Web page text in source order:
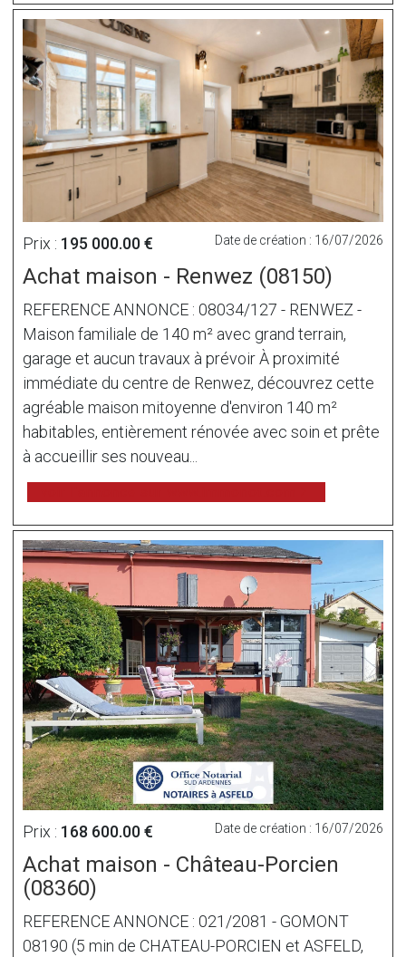
Prix : 195 000.00 € Date de création : 16/07/2026
Achat maison - Renwez (08150)
REFERENCE ANNONCE : 08034/127 - RENWEZ -
Maison familiale de 140 m² avec grand terrain,
garage et aucun travaux à prévoir À proximité
immédiate du centre de Renwez, découvrez cette
agréable maison mitoyenne d'environ 140 m²
habitables, entièrement rénovée avec soin et prête
à accueillir ses nouveau...
Prix : 168 600.00 € Date de création : 16/07/2026
Achat maison - Château-Porcien
(08360)
REFERENCE ANNONCE : 021/2081 - GOMONT
08190 (5 min de CHATEAU-PORCIEN et ASFELD,